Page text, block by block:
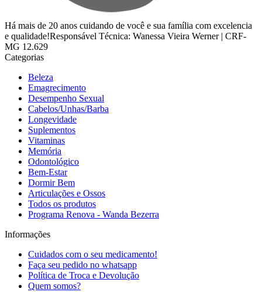
Há mais de 20 anos cuidando de você e sua família com excelencia
e qualidade!Responsável Técnica: Wanessa Vieira Werner | CRF-
MG 12.629
Categorias
Beleza
Emagrecimento
Desempenho Sexual
Cabelos/Unhas/Barba
Longevidade
Suplementos
Vitaminas
Memória
Odontológico
Bem-Estar
Dormir Bem
Articulações e Ossos
Todos os produtos
Programa Renova - Wanda Bezerra
Informações
Cuidados com o seu medicamento!
Faça seu pedido no whatsapp
Política de Troca e Devolução
Quem somos?